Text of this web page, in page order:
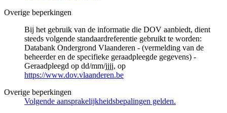
Overige beperkingen
Bij het gebruik van de informatie die DOV aanbiedt, dient
steeds volgende standaardreferentie gebruikt te worden:
Databank Ondergrond Vlaanderen - (vermelding van de
beheerder en de specifieke geraadpleegde gegevens) -
Geraadpleegd op dd/mm/jjjj, op
https://www.dov.vlaanderen.be
Overige beperkingen
Volgende aansprakelijkheidsbepalingen gelden.